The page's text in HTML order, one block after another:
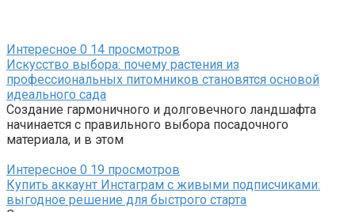
Интересное 0 14 просмотров
Искусство выбора: почему растения из
профессиональных питомников становятся основой
идеального сада
Создание гармоничного и долговечного ландшафта
начинается с правильного выбора посадочного
материала, и в этом
Интересное 0 19 просмотров
Купить аккаунт Инстаграм с живыми подписчиками:
выгодное решение для быстрого старта